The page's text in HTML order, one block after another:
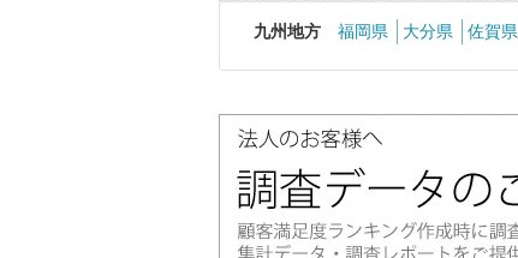
九州地方 福岡県 大分県 佐賀県